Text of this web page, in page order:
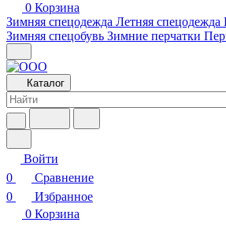
0 Корзина
Зимняя спецодежда Летняя спецодежда
Зимняя спецобувь Зимние перчатки
Каталог
Войти
0
Сравнение
0
Избранное
0 Корзина